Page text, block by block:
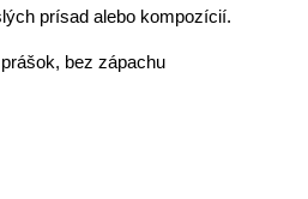
prísad alebo kompozícií.
bez zápachu